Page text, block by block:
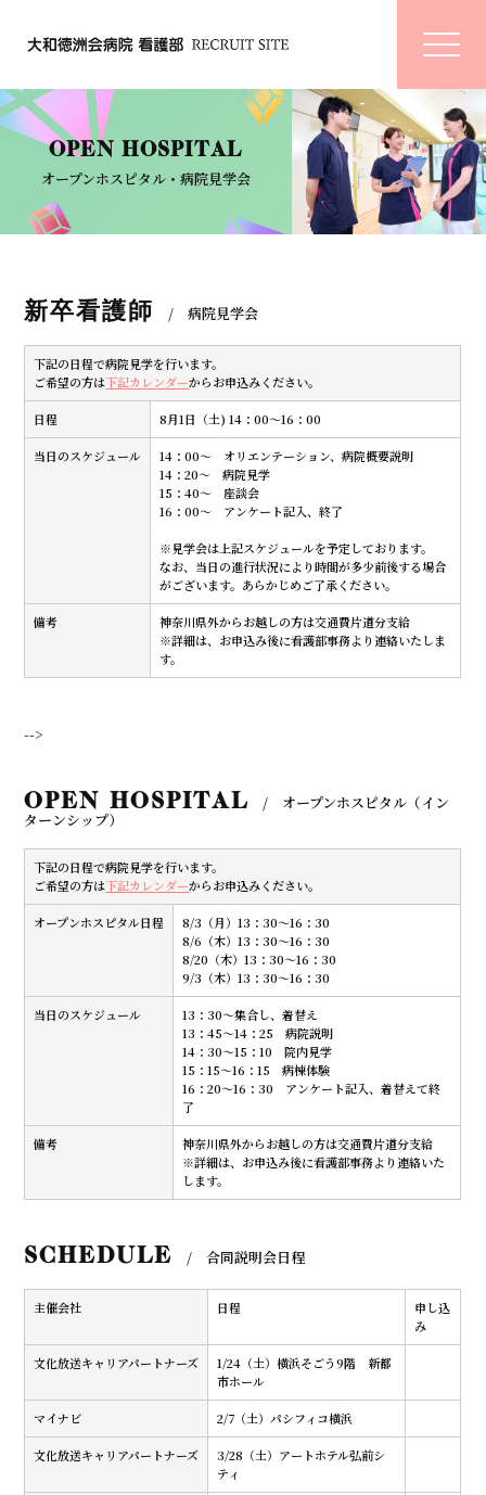
OPEN HOSPITAL
オープンホスピタル・病院見学会
新卒看護師 / 病院見学会
下記の日程で病院見学を行います。
ご希望の方は下記カレンダーからお申込みください。
日程 8月1日（土) 14：00～16：00
当日のスケジュール
14：00～ オリエンテーション、病院概要説明
14：20～ 病院見学
15：40～ 座談会
16：00～ アンケート記入、終了
※見学会は上記スケジュールを予定しております。
なお、当日の進行状況により時間が多少前後する場合
がございます。あらかじめご了承ください。
備考
神奈川県外からお越しの方は交通費片道分支給
※詳細は、お申込み後に看護部事務より連絡いたしま
す。
-->
OPEN HOSPITAL / オープンホスピタル（イン
ターンシップ）
下記の日程で病院見学を行います。
ご希望の方は下記カレンダーからお申込みください。
オープンホスピタル日程
8/3（月）13：30～16：30
8/6（木）13：30～16：30
8/20（木）13：30～16：30
9/3（木）13：30～16：30
当日のスケジュール
13：30～集合し、着替え
13：45～14：25 病院説明
14：30～15：10 院内見学
15：15～16：15 病棟体験
16：20～16：30 アンケート記入、着替えて終
了
備考
神奈川県外からお越しの方は交通費片道分支給
※詳細は、お申込み後に看護部事務より連絡いた
します。
SCHEDULE / 合同説明会日程
主催会社 日程
申し込
み
文化放送キャリアパートナーズ
1/24（土）横浜そごう9階 新都
市ホール
マイナビ 2/7（土）パシフィコ横浜
文化放送キャリアパートナーズ
3/28（土）アートホテル弘前シ
ティ